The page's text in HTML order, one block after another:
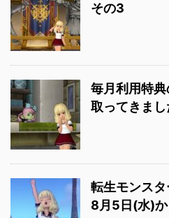
その3
毎月利用特
取ってきまし
転生モンス
8月5日(水)